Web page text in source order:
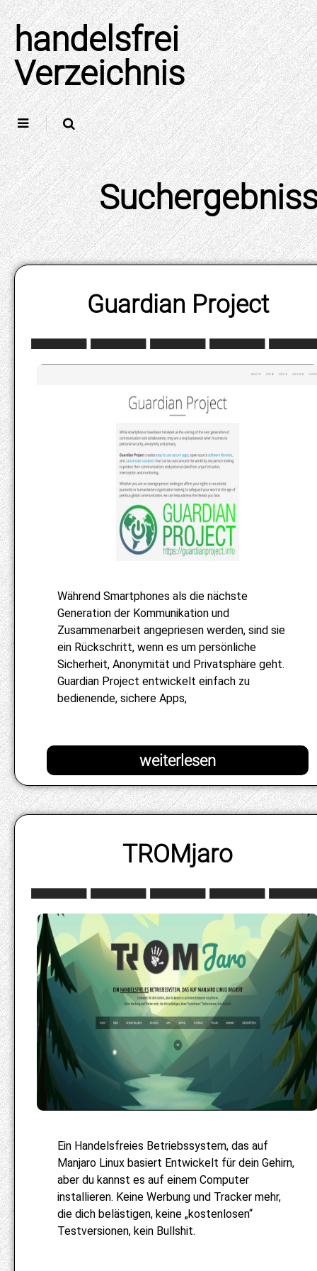
Skip
to
content
handelsfrei
Verzeichnis
Guardian Project
Während Smartphones als die nächste
Generation der Kommunikation und
Zusammenarbeit angepriesen werden, sind sie
ein Rückschritt, wenn es um persönliche
Sicherheit, Anonymität und Privatsphäre geht.
Guardian Project entwickelt einfach zu
bedienende, sichere Apps,
TROMjaro
Ein Handelsfreies Betriebssystem, das auf
Manjaro Linux basiert Entwickelt für dein Gehirn,
aber du kannst es auf einem Computer
installieren. Keine Werbung und Tracker mehr,
die dich belästigen, keine „kostenlosen“
Testversionen, kein Bullshit.